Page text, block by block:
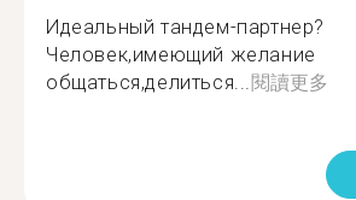
Идеальный тандем-партнер?
Человек,имеющий желание
общаться,делиться...閱讀更多